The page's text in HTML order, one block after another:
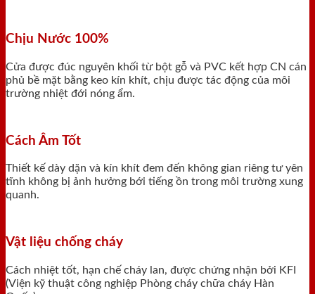
Chịu Nước 100%
Cửa được đúc nguyên khối từ bột gỗ và PVC kết hợp CN cán
phủ bề mặt bằng keo kín khít, chịu được tác động của môi
trường nhiệt đới nóng ẩm.
Cách Âm Tốt
Thiết kế dày dặn và kín khít đem đến không gian riêng tư yên
tĩnh không bị ảnh hưởng bới tiếng ồn trong môi trường xung
quanh.
Vật liệu chống cháy
Cách nhiệt tốt, hạn chế cháy lan, được chứng nhận bởi KFI
(Viện kỹ thuật công nghiệp Phòng cháy chữa cháy Hàn